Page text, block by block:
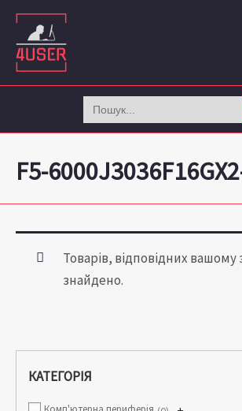
Перейти
вмісту
Search
for:
КАТЕГОРІЯ
F5-
Товарів, відповідних вашому
знайдено.